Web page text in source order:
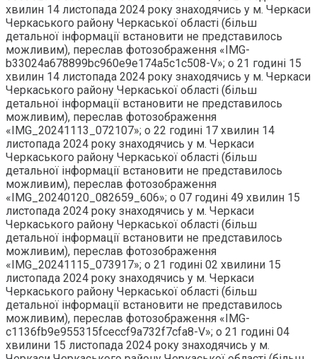
хвилин 14 листопада 2024 року знаходячись у м. Черкаси
Черкаського району Черкаської області (більш
детальної інформації встановити не представилось
можливим), переслав фотозображення «IMG-
b33024a678899bc960e9e174a5c1c508-V»; о 21 годині 15
хвилин 14 листопада 2024 року знаходячись у м. Черкаси
Черкаського району Черкаської області (більш
детальної інформації встановити не представилось
можливим), переслав фотозображення
«IMG_20241113_072107»; о 22 годині 17 хвилин 14
листопада 2024 року знаходячись у м. Черкаси
Черкаського району Черкаської області (більш
детальної інформації встановити не представилось
можливим), переслав фотозображення
«IMG_20240120_082659_606»; о 07 годині 49 хвилин 15
листопада 2024 року знаходячись у м. Черкаси
Черкаського району Черкаської області (більш
детальної інформації встановити не представилось
можливим), переслав фотозображення
«IMG_20241115_073917»; о 21 годині 02 хвилини 15
листопада 2024 року знаходячись у м. Черкаси
Черкаського району Черкаської області (більш
детальної інформації встановити не представилось
можливим), переслав фотозображення «IMG-
c1136fb9e955315fceccf9a732f7cfa8-V»; о 21 годині 04
хвилини 15 листопада 2024 року знаходячись у м.